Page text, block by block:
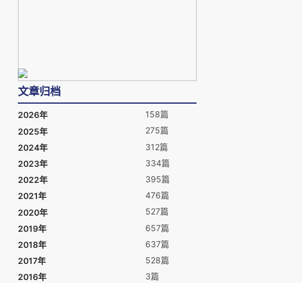
文章归档
2026年
158篇
2025年
275篇
2024年
312篇
2023年
334篇
2022年
395篇
2021年
476篇
2020年
527篇
2019年
657篇
2018年
637篇
2017年
528篇
2016年
3篇